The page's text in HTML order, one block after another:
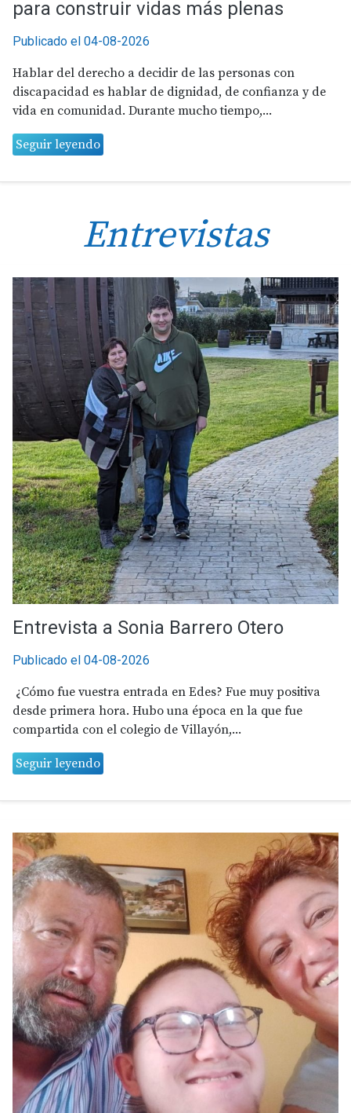
para construir vidas más plenas
Publicado el 04-08-2026
Hablar del derecho a decidir de las personas con
discapacidad es hablar de dignidad, de confianza y de
vida en comunidad. Durante mucho tiempo,...
Seguir leyendo
Entrevistas
Entrevista a Sonia Barrero Otero
Publicado el 04-08-2026
¿Cómo fue vuestra entrada en Edes? Fue muy positiva
desde primera hora. Hubo una época en la que fue
compartida con el colegio de Villayón,...
Seguir leyendo